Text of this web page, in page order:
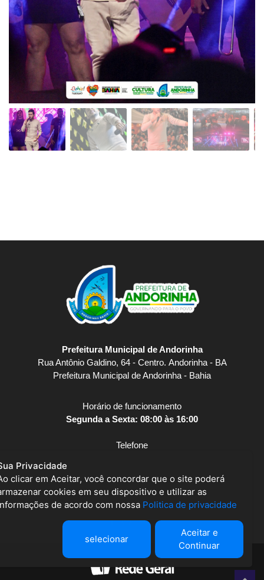
Prefeitura Municipal de Andorinha
Rua Antônio Galdino, 64 - Centro. Andorinha - BA
Prefeitura Municipal de Andorinha - Bahia
Horário de funcionamento
Segunda a Sexta: 08:00 às 16:00
Telefone
E-mail
gabineteprefeito@andorinha.ba.gov.br
Privacidade
clicar em Aceitar, você concordar que o site poderá
cookies em seu dispositivo e utilizar as
de acordo com nossa Politica de privacidade
selecionar
Aceitar e
Continuar